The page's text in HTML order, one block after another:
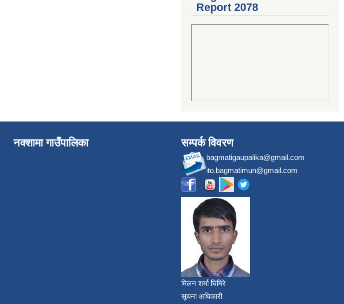
Report 2078
नक्शामा गाउँपालिका सम्पर्क विवरण
bagmatigaupalika@gmail.com
ito.bagmatimun@gmail.com
मिलन शर्मा घिमिरे
सूचना अधिकारी